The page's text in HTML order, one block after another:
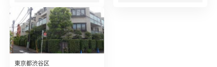
東京都渋谷区